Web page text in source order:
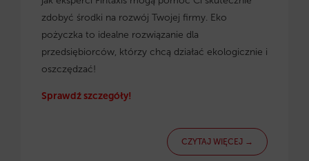
zdobyć środki na rozwój Twojej firmy. Eko
pożyczka to idealne rozwiązanie dla
przedsiębiorców, którzy chcą działać ekologicznie i
oszczędzać!
Sprawdź szczegóły!
CZYTAJ WIĘCEJ →